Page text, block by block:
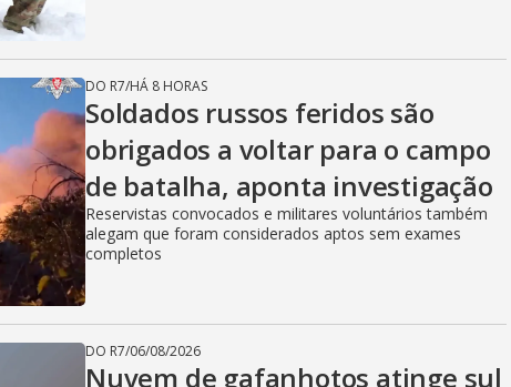
DO R7/HÁ 8 HORAS
Soldados russos feridos são
obrigados a voltar para o campo
de batalha, aponta investigação
Reservistas convocados e militares voluntários também
alegam que foram considerados aptos sem exames
completos
DO R7/06/08/2026
Nuvem de gafanhotos atinge sul